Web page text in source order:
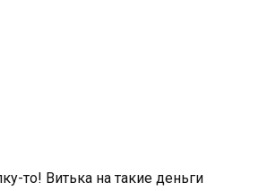
то! Витька на такие деньги